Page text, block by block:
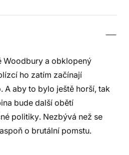
Woodbury a obklopený
ho zatím začínají
A aby to bylo ještě horší, tak
bude další obětí
politiky. Nezbývá než se
o brutální pomstu.